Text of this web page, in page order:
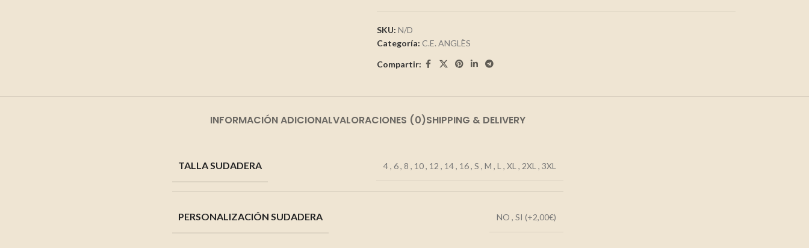
SKU: N/D
Categoría: C.E. ANGLÈS
Compartir:
INFORMACIÓN ADICIONALVALORACIONES (0)SHIPPING & DELIVERY
TALLA SUDADERA 4, 6, 8 , 10, 12 , 14, 16, S , M , L , XL , 2XL , 3XL
PERSONALIZACIÓN SUDADERA NO , SI (+2,00€)